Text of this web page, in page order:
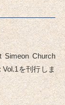
Simeon Church
Vol.1を刊行しま